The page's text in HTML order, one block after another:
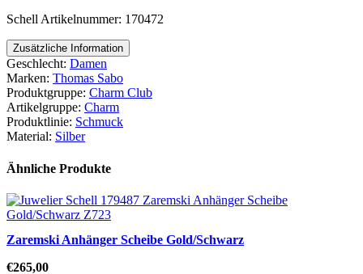
Schell Artikelnummer: 170472
Zusätzliche Information
Geschlecht: Damen
Marken: Thomas Sabo
Produktgruppe: Charm Club
Artikelgruppe: Charm
Produktlinie: Schmuck
Material: Silber
Ähnliche Produkte
Zaremski Anhänger Scheibe Gold/Schwarz
€265,00